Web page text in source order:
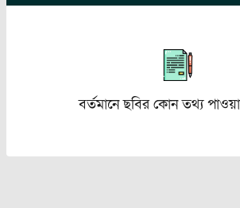
বর্তমানে ছবির কোন তথ্য